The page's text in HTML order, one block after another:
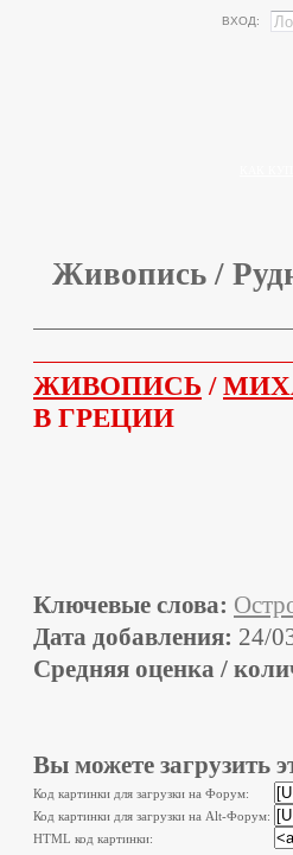
ВХОД:
Живопись /
ЖИВОПИСЬ /
В ГРЕЦИИ
Ключевые слова:
Дата добавления: 24/
Средняя оценка /
Вы можете загрузить
Код картинки для загрузки на Форум:
Код картинки для загрузки на Alt-Форум:
HTML код картинки: